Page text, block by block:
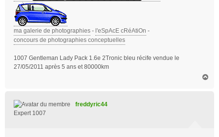
ma galerie de photographies - l'eSpAcE cRéAtiOn -
concours de photographies conceptuelles
1007 Gentleman Lady Pack 1.6e 2Tronic bleu récife vendue le
27/05/2011 après 5 ans et 80000km
freddyric44
Expert 1007